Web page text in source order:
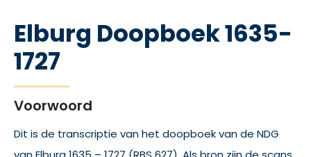
Elburg Doopboek 1635-
1727
Voorwoord
Dit is de transcriptie van het doopboek van de NDG